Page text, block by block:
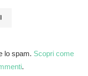
lo spam. Scopri come
.